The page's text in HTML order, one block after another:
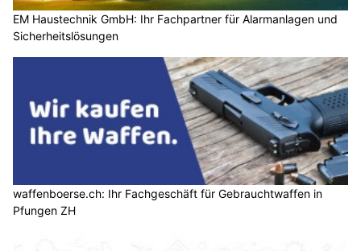
EM Haustechnik GmbH: Ihr Fachpartner für Alarmanlagen und
Sicherheitslösungen
waffenboerse.ch: Ihr Fachgeschäft für Gebrauchtwaffen in
Pfungen ZH